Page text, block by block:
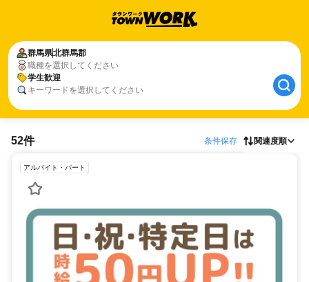
群馬県北群馬郡
職種を選択してください
学生歓迎
キーワードを選択してください
52件 条件保存 関連度順
アルバイト・パート